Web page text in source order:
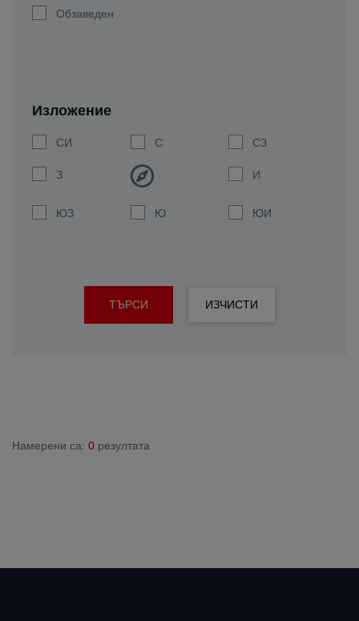
Обзаведен
Изложение
СИ С СЗ
З И
ЮЗ Ю ЮИ
ТЪРСИ ИЗЧИСТИ
Намерени са: 0 резултата